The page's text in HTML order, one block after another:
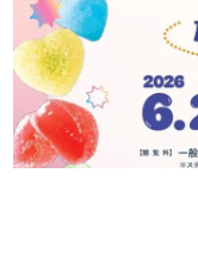
若ゲ
『うつ
一先生
なんで
ゲーム
具体的